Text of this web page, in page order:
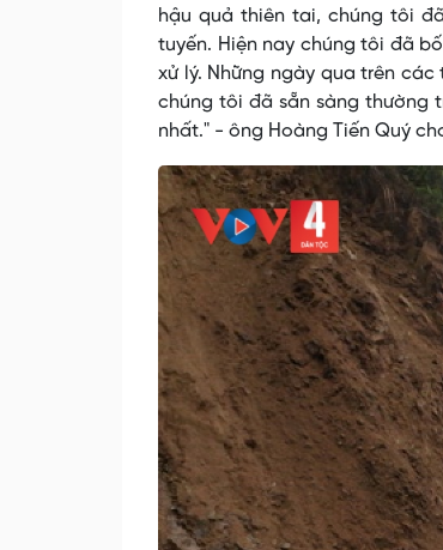
hậu quả thiên tai, chúng tôi
tuyến. Hiện nay chúng tôi đã
xử lý. Những ngày qua trên
chúng tôi đã sẵn sàng thường
nhất." - ông Hoàng Tiến Quý